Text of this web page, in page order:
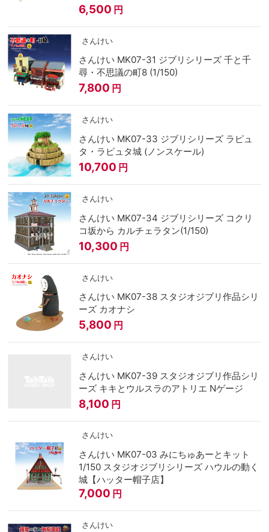
6,500 円
さんけい
さんけい MK07-31 ジブリシリーズ 千と千
尋・不思議の町8 (1/150)
7,800 円
さんけい
さんけい MK07-33 ジブリシリーズ ラピュ
タ・ラピュタ城 (ノンスケール)
10,700 円
さんけい
さんけい MK07-34 ジブリシリーズ コクリ
コ坂から カルチェラタン(1/150)
10,300 円
さんけい
さんけい MK07-38 スタジオジブリ作品シリ
ーズ カオナシ
5,800 円
さんけい
さんけい MK07-39 スタジオジブリ作品シリ
ーズ キキとウルスラのアトリエ Nゲージ
8,100 円
さんけい
さんけい MK07-03 みにちゅあーとキット
1/150 スタジオジブリシリーズ ハウルの動く
城【ハッター帽子店】
7,000 円
さんけい